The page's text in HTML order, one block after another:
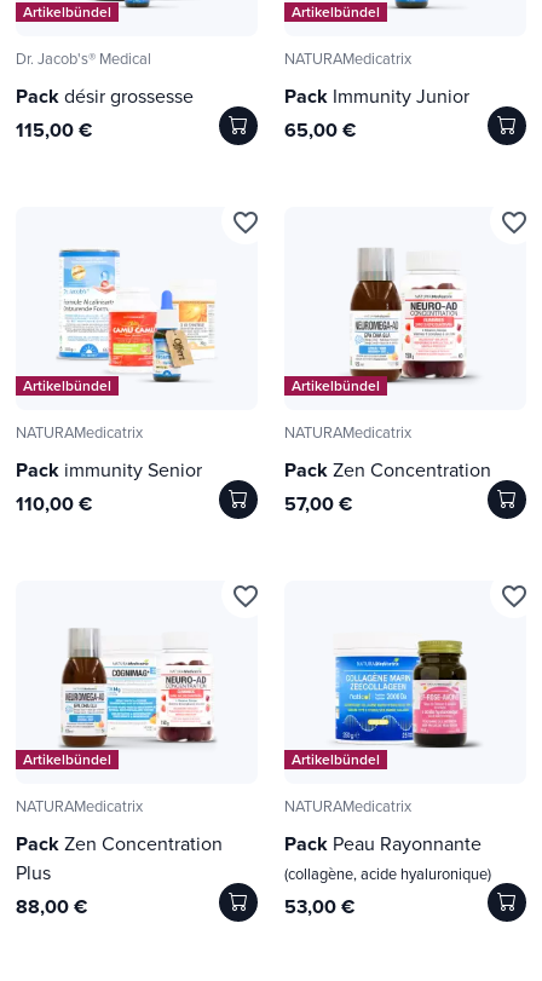
Artikelbündel
Dr. Jacob's® Medical
Packdésir grossesse
115,00 €
Artikelbündel
NATURAMedicatrix
Pack Immunity Junior
65,00 €
Artikelbündel
NATURAMedicatrix
Pack immunity Senior
110,00 €
favorite_border
Artikelbündel
NATURAMedicatrix
PackZen Concentration
57,00 €
favorite_border
Artikelbündel
NATURAMedicatrix
PackZen Concentration
Plus
88,00 €
favorite_border
Artikelbündel
NATURAMedicatrix
Pack Peau Rayonnante
(collagène, acide hyaluronique)
53,00 €
favorite_border